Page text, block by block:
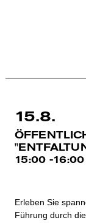
15.8.
15:00 -16:00
Erleben Sie
Führung durch